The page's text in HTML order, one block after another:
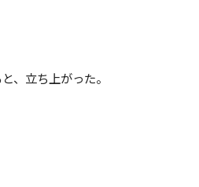
、立ち上がった。